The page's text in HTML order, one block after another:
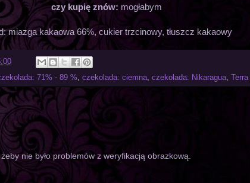
czy kupię znów: mogłabym
miazga kakaowa 66%, cukier trzcinowy, tłuszcz kakaowy
71% - 89 %, czekolada: ciemna, czekolada: Nikaragua,
nie było problemów z weryfikacją obrazkową.